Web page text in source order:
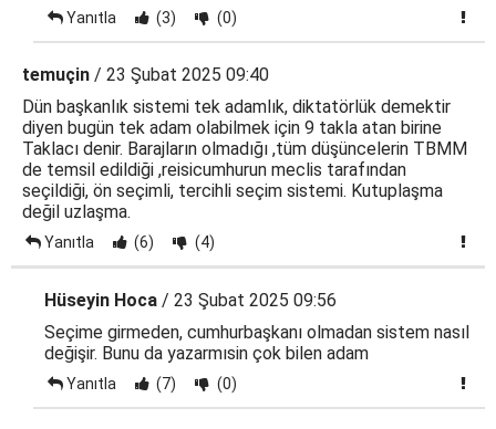
Yanıtla (3) (0)
temuçin / 23 Şubat 2025 09:40
Dün başkanlık sistemi tek adamlık, diktatörlük demektir
diyen bugün tek adam olabilmek için 9 takla atan birine
Taklacı denir. Barajların olmadığı ,tüm düşüncelerin TBMM
de temsil edildiği ,reisicumhurun meclis tarafından
seçildiği, ön seçimli, tercihli seçim sistemi. Kutuplaşma
değil uzlaşma.
Yanıtla (6) (4)
Hüseyin Hoca / 23 Şubat 2025 09:56
Seçime girmeden, cumhurbaşkanı olmadan sistem nasıl
değişir. Bunu da yazarmısin çok bilen adam
Yanıtla (7) (0)